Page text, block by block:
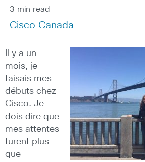
3 min read
Cisco Canada
Il y a un
mois, je
faisais mes
débuts chez
Cisco. Je
dois dire que
mes attentes
furent plus
que